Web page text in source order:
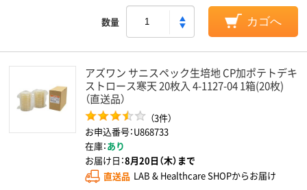
数量 カゴへ
アズワン サニスペック生培地 CP加ポテトデキ
ストロース寒天 20枚入 4-1127-04 1箱(20枚)
（直送品）
（3件）
お申込番号：U868733
在庫：あり
お届け日：8月20日（木）まで
直送品 LAB & Healthcare SHOPからお届け